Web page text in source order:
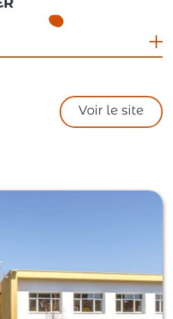
: Nelly ROUSSELOT
Voir le site